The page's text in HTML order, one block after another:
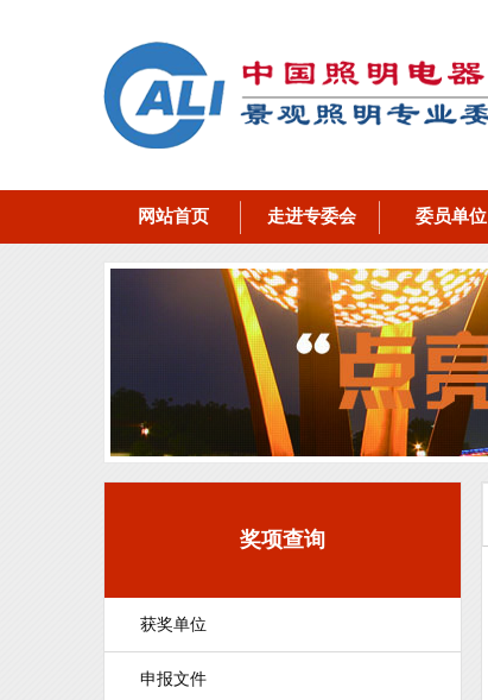
网站首页 走进专委会 委员单位
奖项查询
获奖单位
申报文件